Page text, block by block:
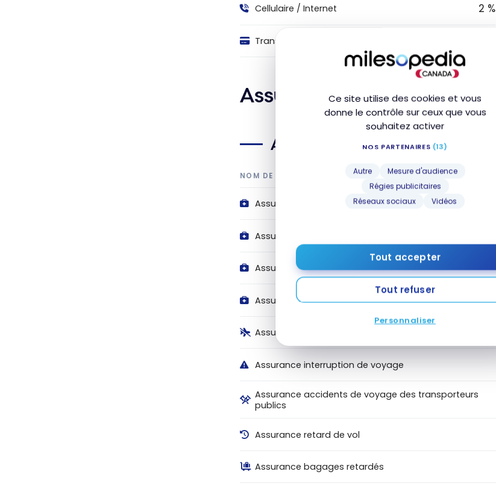
Ce site utilise des cookies et vous
donne le contrôle sur ceux que vous
souhaitez activer
NOS PARTENAIRES (13)
Autre
Mesure d'audience
Régies publicitaires
Réseaux sociaux
Vidéos
Tout accepter
Tout refuser
Personnaliser
Cellulaire / Internet 2 %
Transactions en ligne
Assurance
Assurance voyage
NOM DE L'ASSURANCE
Assurance médicale de voyage
Assurance médicale de voyage jusqu'à 54 ans
Assurance médicale de voyage jusqu'à 64 ans
Assurance médicale de voyage 65+
Assurance annulation de voyage
Assurance interruption de voyage
Assurance accidents de voyage des transporteurs
publics
Assurance retard de vol
Assurance bagages retardés